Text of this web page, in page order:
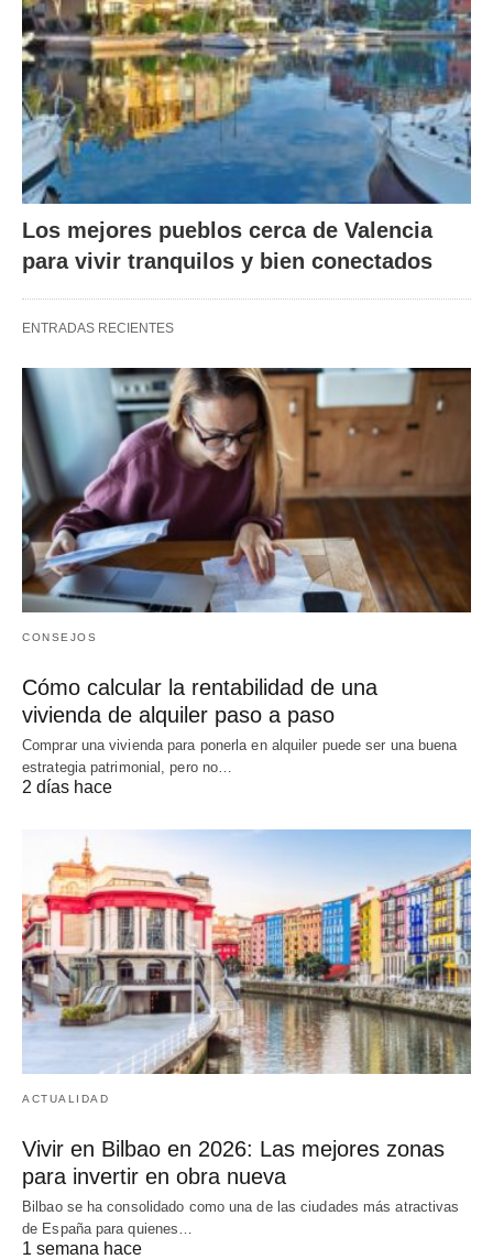
Los mejores pueblos cerca de Valencia
para vivir tranquilos y bien conectados
ENTRADAS RECIENTES
CONSEJOS
Cómo calcular la rentabilidad de una
vivienda de alquiler paso a paso
Comprar una vivienda para ponerla en alquiler puede ser una buena
estrategia patrimonial, pero no…
2 días hace
ACTUALIDAD
Vivir en Bilbao en 2026: Las mejores zonas
para invertir en obra nueva
Bilbao se ha consolidado como una de las ciudades más atractivas
de España para quienes…
1 semana hace